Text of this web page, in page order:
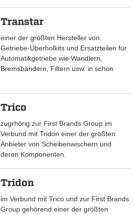
Transtar
einer der größten Hersteller von
Getriebe-Überholkits und Ersatzteilen für
Automatikgetriebe wie Wandlern,
Bremsbändern, Filtern usw. in schon
Trico
zugrhörig zur First Brands Group im
Verbund mit Tridon einer der größten
Anbieter von Scheibenwischern und
deren Komponenten.
Tridon
im Verbund mit Trico und zur First Brands
Group gehörend einer der größten